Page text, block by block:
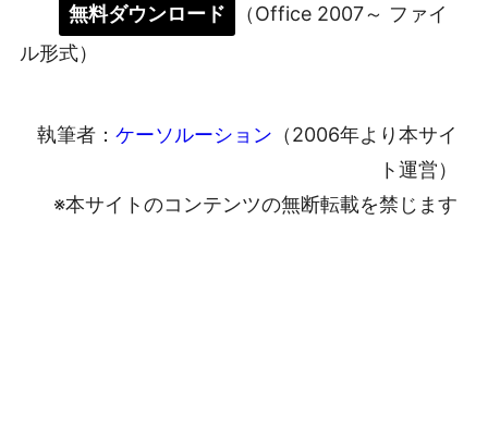
無料ダウンロード
（Office 2007～ ファイ
ル形式）
執筆者： ケーソルーション （2006年より本サイ
ト運営）
※本サイトのコンテンツの無断転載を禁じます